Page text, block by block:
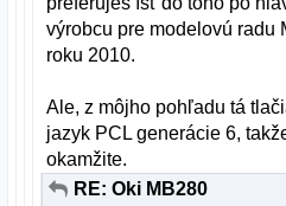
výrobcu pre modelovú radu
roku 2010.
Ale, z môjho pohľadu tá
jazyk PCL generácie 6,
okamžite.
RE: Oki MB280